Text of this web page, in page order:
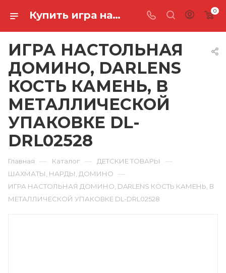
Купить игра настольная домино, darlens кость камень, в металлической упаковке DL-DRL02528 в Ростове-на-Дону 0
ИГРА НАСТОЛЬНАЯ
ДОМИНО, DARLENS
КОСТЬ КАМЕНЬ, В
МЕТАЛЛИЧЕСКОЙ
УПАКОВКЕ DL-
DRL02528
Главная — Каталог — ДЕТСКИЕ ТОВАРЫ —
ШАХМАТЫ, НАРДЫ, ДОМИНО —
ИГРА НАСТОЛЬНАЯ ДОМИНО, DARLENS КОСТЬ КАМЕНЬ, В
МЕТАЛЛИЧЕСКОЙ УПАКОВКЕ DL-DRL02528